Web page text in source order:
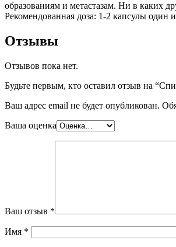
образованиям и метастазам. Ни в каких
Рекомендованная доза: 1-2 капсулы один
Отзывы
Отзывов пока нет.
Будьте первым, кто оставил отзыв на
Ваш адрес email не будет опубликован.
Ваша оценка
Ваш отзыв *
Имя *